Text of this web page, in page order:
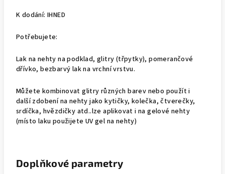
K dodání: IHNED
Potřebujete:
Lak na nehty na podklad, glitry (třpytky), pomerančové
dřívko, bezbarvý lak na vrchní vrstvu.
Můžete kombinovat glitry různých barev nebo použít i
další zdobení na nehty jako kytičky, kolečka, čtverečky,
srdíčka, hvězdičky atd..lze aplikovat i na gelové nehty
(místo laku použijete UV gel na nehty)
Doplňkové parametry